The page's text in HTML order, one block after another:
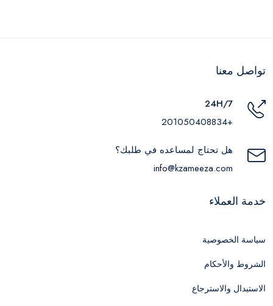
تواصل معنا
24H/7
+201050408834
هل تحتاج لمساعده في طلبك؟
info@kzameeza.com
خدمة العملاء
سياسة الخصوصية
الشروط والأحكام
الاستبدال والاسترجاع